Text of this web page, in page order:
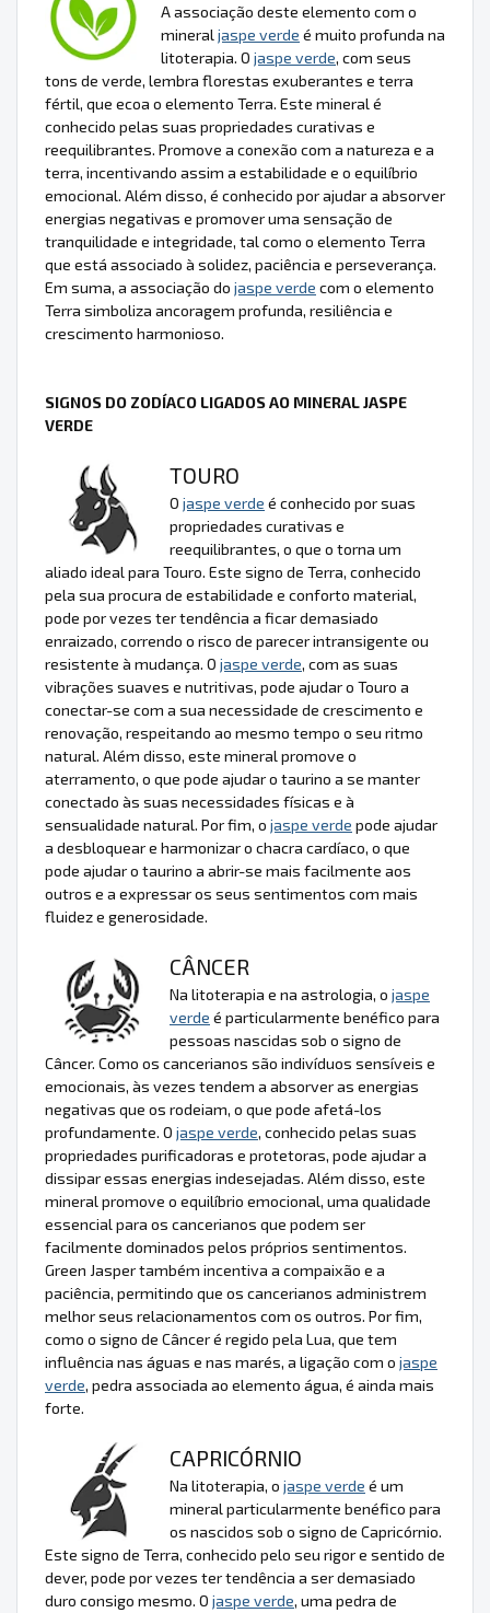
A associação deste elemento com o
mineral jaspe verde é muito profunda na
litoterapia. O jaspe verde, com seus
tons de verde, lembra florestas exuberantes e terra
fértil, que ecoa o elemento Terra. Este mineral é
conhecido pelas suas propriedades curativas e
reequilibrantes. Promove a conexão com a natureza e a
terra, incentivando assim a estabilidade e o equilíbrio
emocional. Além disso, é conhecido por ajudar a absorver
energias negativas e promover uma sensação de
tranquilidade e integridade, tal como o elemento Terra
que está associado à solidez, paciência e perseverança.
Em suma, a associação do jaspe verde com o elemento
Terra simboliza ancoragem profunda, resiliência e
crescimento harmonioso.
SIGNOS DO ZODÍACO LIGADOS AO MINERAL JASPE
VERDE
TOURO
O jaspe verde é conhecido por suas
propriedades curativas e
reequilibrantes, o que o torna um
aliado ideal para Touro. Este signo de Terra, conhecido
pela sua procura de estabilidade e conforto material,
pode por vezes ter tendência a ficar demasiado
enraizado, correndo o risco de parecer intransigente ou
resistente à mudança. O jaspe verde, com as suas
vibrações suaves e nutritivas, pode ajudar o Touro a
conectar-se com a sua necessidade de crescimento e
renovação, respeitando ao mesmo tempo o seu ritmo
natural. Além disso, este mineral promove o
aterramento, o que pode ajudar o taurino a se manter
conectado às suas necessidades físicas e à
sensualidade natural. Por fim, o jaspe verde pode ajudar
a desbloquear e harmonizar o chacra cardíaco, o que
pode ajudar o taurino a abrir-se mais facilmente aos
outros e a expressar os seus sentimentos com mais
fluidez e generosidade.
CÂNCER
Na litoterapia e na astrologia, o jaspe
verde é particularmente benéfico para
pessoas nascidas sob o signo de
Câncer. Como os cancerianos são indivíduos sensíveis e
emocionais, às vezes tendem a absorver as energias
negativas que os rodeiam, o que pode afetá-los
profundamente. O jaspe verde, conhecido pelas suas
propriedades purificadoras e protetoras, pode ajudar a
dissipar essas energias indesejadas. Além disso, este
mineral promove o equilíbrio emocional, uma qualidade
essencial para os cancerianos que podem ser
facilmente dominados pelos próprios sentimentos.
Green Jasper também incentiva a compaixão e a
paciência, permitindo que os cancerianos administrem
melhor seus relacionamentos com os outros. Por fim,
como o signo de Câncer é regido pela Lua, que tem
influência nas águas e nas marés, a ligação com o jaspe
verde, pedra associada ao elemento água, é ainda mais
forte.
CAPRICÓRNIO
Na litoterapia, o jaspe verde é um
mineral particularmente benéfico para
os nascidos sob o signo de Capricórnio.
Este signo de Terra, conhecido pelo seu rigor e sentido de
dever, pode por vezes ter tendência a ser demasiado
duro consigo mesmo. O jaspe verde, uma pedra de